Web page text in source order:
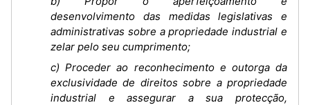
desenvolvimento das medidas legislativas e
administrativas sobre a propriedade industrial e
zelar pelo seu cumprimento;
c) Proceder ao reconhecimento e outorga da
exclusividade de direitos sobre a propriedade
industrial e assegurar a sua protecção,